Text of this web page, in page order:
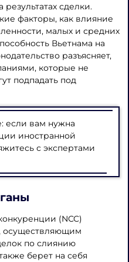
сделки.
факторы, как влияние
малых и средних
Вьетнама на
разъясняет,
которые не
подпадать под
если вам нужна
иностранной
с экспертами
(NCC)
осуществляющим
по слиянию
берет на себя